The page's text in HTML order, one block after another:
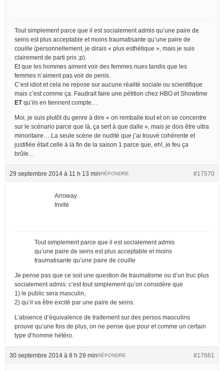
Tout simplement parce que il est socialement admis qu’une paire de
seins est plus acceptable et moins traumatisante qu’une paire de
couille (personnellement, je dirais « plus esthétique », mais je suis
clairement de parti pris ;p).
Et que les hommes aiment voir des femmes nues tandis que les
femmes n’aiment pas voir de penis.
C’est idiot et cela ne repose sur aucune réalité sociale ou scientifique
mais c’est comme ça. Faudrait faire une pétition chez HBO et Showtime
ETqu’ils en tiennent compte…
Moi, je suis plutôt du genre à dire « on remballe tout et on se concentre
sur le scénario parce que là, ça sert à que dalle », mais je dois être ultra
minoritaire… La seule scène de nudité que j’ai trouvé cohérente et
justifiée était celle à la fin de la saison 1 parce que, eh!, je feu ça
brûle…
29 septembre 2014 à 11 h 13 min #17570
RÉPONDRE
Arroway
Invité
Tout simplement parce que il est socialement admis
qu’une paire de seins est plus acceptable et moins
traumatisante qu’une paire de couille
Je pense pas que ce soit une question de traumatisme ou d’un truc plus
socialement admis: c’est tout simplement qu’on considère que
1) le public sera masculin,
2) qu’il va être excité par une paire de seins.
L’absence d’équivalence de traitement sur des persos masculins
prouve qu’une fois de plus, on ne pense que pour et comme un certain
type d’homme hétéro.
30 septembre 2014 à 8 h 29 min #17661
RÉPONDRE